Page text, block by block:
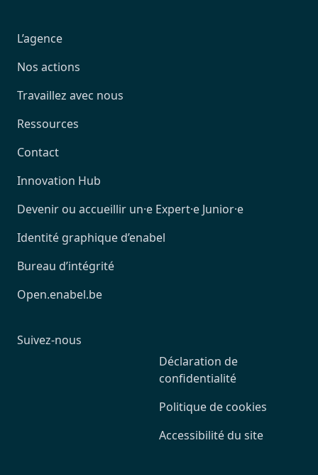
L’agence
Nos actions
Travaillez avec nous
Ressources
Contact
Innovation Hub
Devenir ou accueillir un·e Expert·e Junior·e
Identité graphique d’enabel
Bureau d’intégrité
Open.enabel.be
Déclaration de
confidentialité
Politique de cookies
Accessibilité du site
Suivez-nous